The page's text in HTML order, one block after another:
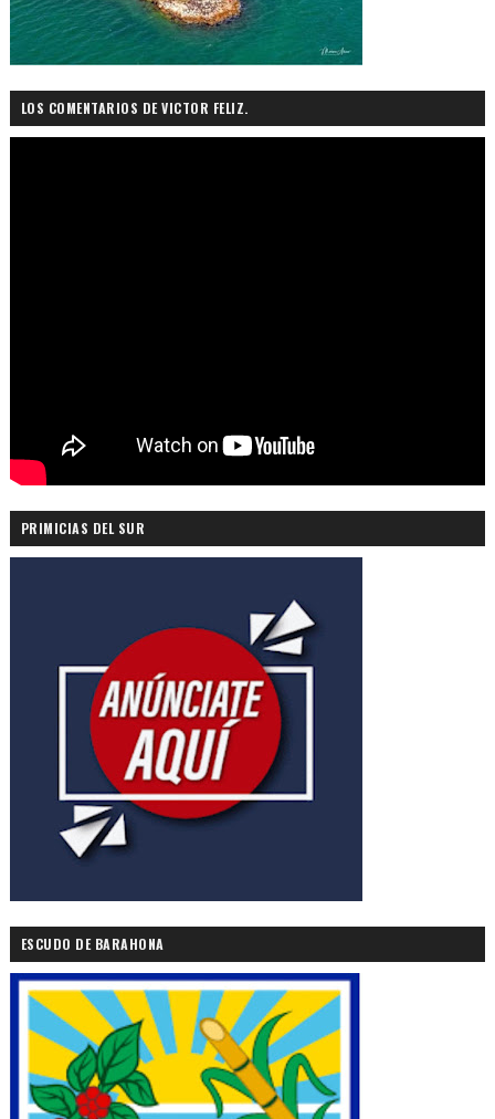
LOS COMENTARIOS DE VICTOR FELIZ.
PRIMICIAS DEL SUR
ESCUDO DE BARAHONA